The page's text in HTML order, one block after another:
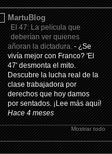
MartuBlog
El 47: La película que
deberían ver quienes
añoran la dictadura.-¿Se
vivía mejor con Franco? 'El
47' desmonta el mito.
Descubre la lucha real de la
clase trabajadora por
derechos que hoy damos
por sentados. ¡Lee más aquí!
Hace 4 meses
Mostrar todo